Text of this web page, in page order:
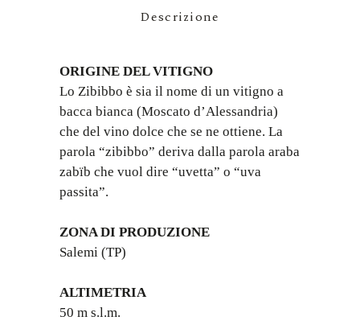
Descrizione
ORIGINE DEL VITIGNO
Lo Zibibbo è sia il nome di un vitigno a
bacca bianca (Moscato d’Alessandria)
che del vino dolce che se ne ottiene. La
parola “zibibbo” deriva dalla parola araba
zabïb che vuol dire “uvetta” o “uva
passita”.
ZONA DI PRODUZIONE
Salemi (TP)
ALTIMETRIA
50 m s.l.m.